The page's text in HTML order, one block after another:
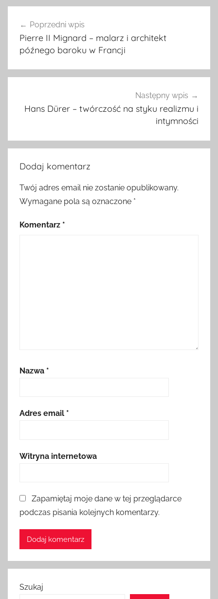
wpisu
Poprzedni wpis
Pierre II Mignard – malarz i architekt
późnego baroku w Francji
Następny wpis
Hans Dürer – twórczość na styku realizmu i
intymności
Dodaj komentarz
Twój adres email nie zostanie opublikowany.
Wymagane pola są oznaczone *
Komentarz *
Nazwa *
Adres email *
Witryna internetowa
Zapamiętaj moje dane w tej przeglądarce
podczas pisania kolejnych komentarzy.
Szukaj